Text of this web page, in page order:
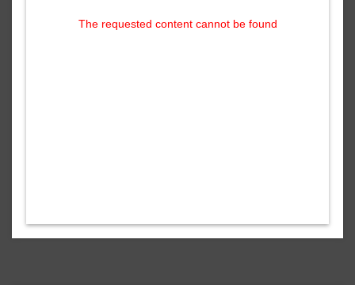
The requested content cannot be found